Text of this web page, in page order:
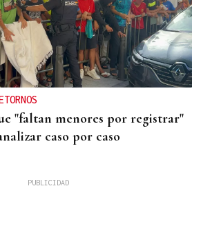
"faltan menores por registrar"
caso por caso